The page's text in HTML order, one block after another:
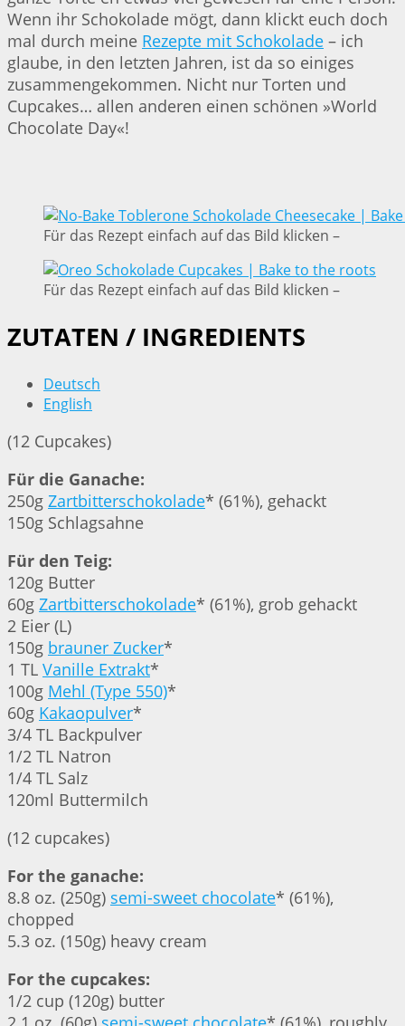
Wenn ihr Schokolade mögt, dann klickt euch doch
mal durch meine Rezepte mit Schokolade – ich
glaube, in den letzten Jahren, ist da so einiges
zusammengekommen. Nicht nur Torten und
Cupcakes… allen anderen einen schönen »World
Chocolate Day«!
Für das Rezept einfach auf das Bild klicken –
Für das Rezept einfach auf das Bild klicken –
ZUTATEN / INGREDIENTS
Deutsch
English
(12 Cupcakes)
Für die Ganache:
250g Zartbitterschokolade* (61%), gehackt
150g Schlagsahne
Für den Teig:
120g Butter
60g Zartbitterschokolade* (61%), grob gehackt
2 Eier (L)
150g brauner Zucker*
1 TL Vanille Extrakt*
100g Mehl (Type 550)*
60g Kakaopulver*
3/4 TL Backpulver
1/2 TL Natron
1/4 TL Salz
120ml Buttermilch
(12 cupcakes)
For the ganache:
8.8 oz. (250g) semi-sweet chocolate* (61%),
chopped
5.3 oz. (150g) heavy cream
For the cupcakes:
1/2 cup (120g) butter